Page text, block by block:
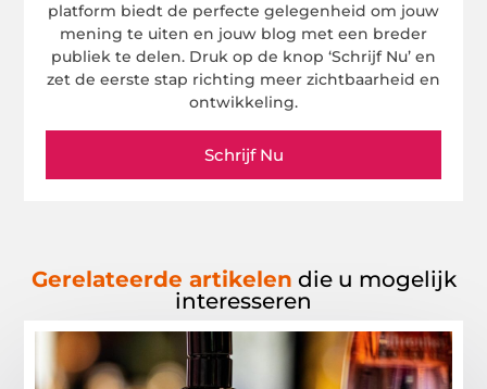
platform biedt de perfecte gelegenheid om jouw
mening te uiten en jouw blog met een breder
publiek te delen. Druk op de knop ‘Schrijf Nu’ en
zet de eerste stap richting meer zichtbaarheid en
ontwikkeling.
Schrijf Nu
Gerelateerde artikelen die u mogelijk
interesseren